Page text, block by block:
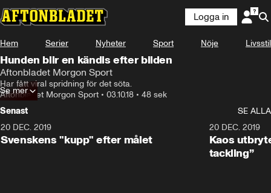
Logga in
Hem Serier Nyheter Sport Nöje Livsstil
Hunden blir en kändis efter bilden
Aftonbladet Morgon Sport
Har fått viral spridning för det söta.
Aftonbladet Morgon Sport • 03.10.18 • 48 sek
Se mer
Senast
SE ALLA
20 DEC. 2019
Svenskens "kupp" efter målet
20 DEC. 2019
Kaos
tackling”